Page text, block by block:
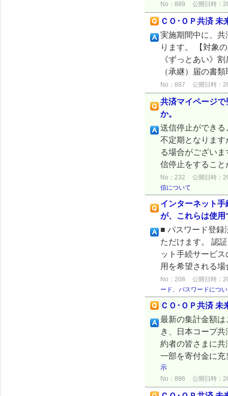
No：889 公開日時：
ＣＯ･ＯＰ共済 未
実施期間中に、
ります。 【対象
《ずっとあい》
（承継）届の書
No：887 公開日時：
共済マイページ
か。
送信停止ができ
不定期となりま
る場合がござい
信停止をするこ
No：232
公開日時：
信について
インターネット
が、これらは使用
■ パスワード登録
ただけます。 認
ット手続サービ
用を希望される
No：208
公開日時：
ード、パスワードにつ
ＣＯ･ＯＰ共済 未
最新の集計金額
き、日本コープ
約者の皆さまに
一部を寄付金に
示
No：886 公開日時：